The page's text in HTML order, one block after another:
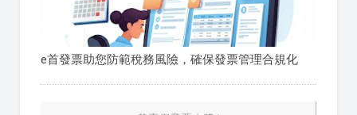
e首發票助您防範稅務風險，確保發票管理合規化